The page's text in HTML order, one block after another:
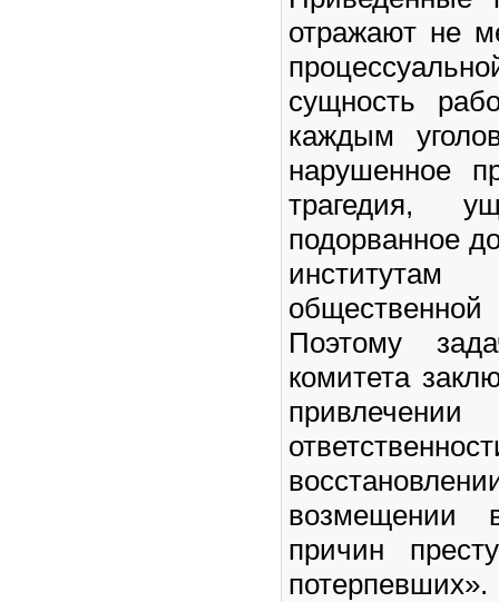
отражают не
сущность
каждым
нарушенное
трагедия,
подорванное
Поэтому
комитета
возмещении
причин
потерпевших».